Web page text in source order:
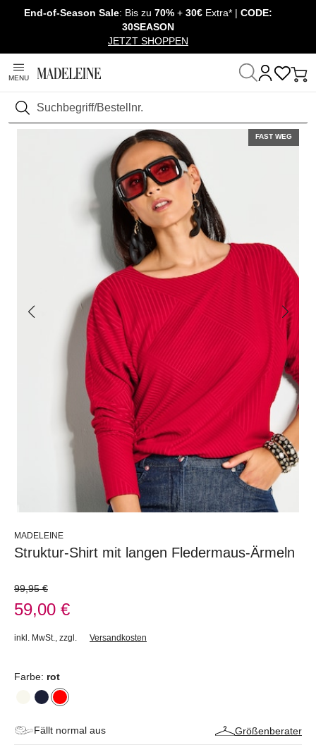
Überspringe Navigation, direkt zum Content
End-of-Season Sale: Bis zu 70% + 30€ Extra* | CODE:
30SEASON
JETZT SHOPPEN
MENU
Suchen
Startseite Mode
FAST WEG
MADELEINE
Struktur-Shirt mit langen Fledermaus-Ärmeln
99,95 €
59,00 €
inkl. MwSt. zzgl. Versandkosten
Farbe: rot
Fällt normal aus Größenberater